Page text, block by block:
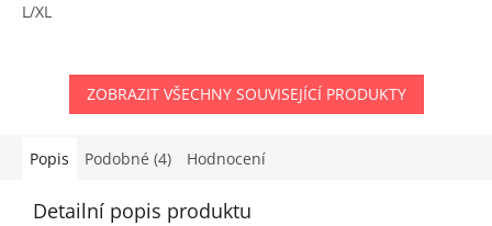
L/XL
ZOBRAZIT VŠECHNY SOUVISEJÍCÍ PRODUKTY
Popis Podobné (4) Hodnocení
Detailní popis produktu